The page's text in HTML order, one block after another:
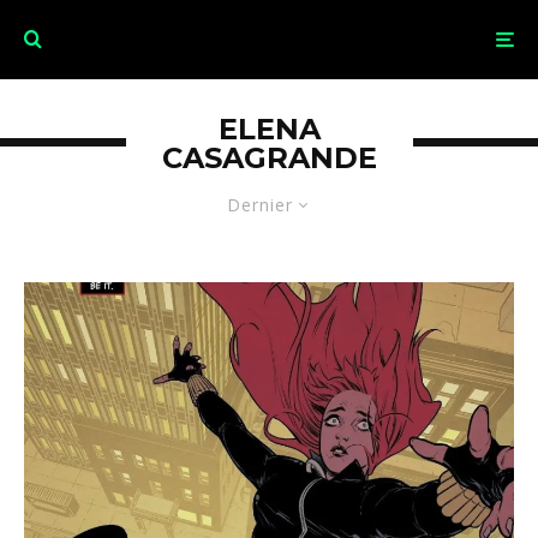
Dernier
ELENA
CASAGRANDE